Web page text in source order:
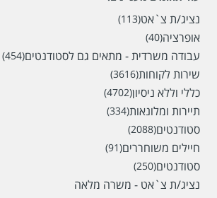
נציג/ת צ`אט(113)
אופרציה(40)
עבודה משרדית - מתאים גם לסטודנטים(454)
שירות לקוחות(3616)
כללי וללא ניסיון(4702)
תיירות ומלונאות(334)
סטודנטים(2088)
חיילים משוחררים(91)
סטודנטים(250)
נציג/ת צ`אט - משרה מלאה